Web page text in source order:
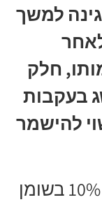
למשך
חלק
בעקבות
להישמר
על פי החוקרים, הפחתה של 10% בשומן